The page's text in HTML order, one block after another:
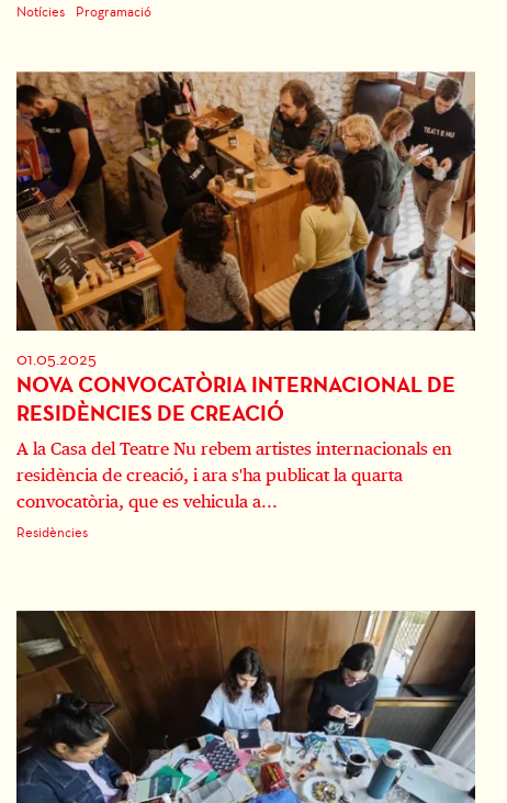
Notícies Programació
01.05.2025
NOVA CONVOCATÒRIA INTERNACIONAL DE
RESIDÈNCIES DE CREACIÓ
A la Casa del Teatre Nu rebem artistes internacionals en
residència de creació, i ara s'ha publicat la quarta
convocatòria, que es vehicula a...
Residències